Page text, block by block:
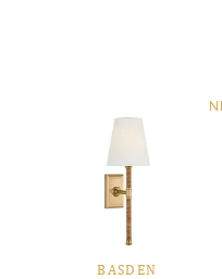
BASDEN